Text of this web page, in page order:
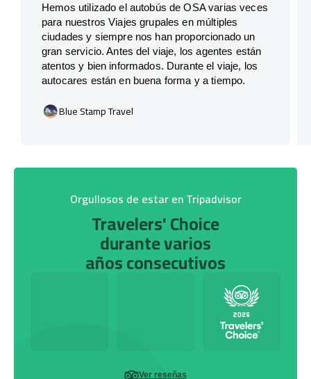
Hemos utilizado el autobús de OSA varias veces
para nuestros Viajes grupales en múltiples
ciudades y siempre nos han proporcionado un
gran servicio. Antes del viaje, los agentes están
atentos y bien informados. Durante el viaje, los
autocares están en buena forma y a tiempo.
Blue Stamp Travel
Orgullosos de estar en Tripadvisor
Travelers' Choice
durante varios
años consecutivos
Ver reseñas